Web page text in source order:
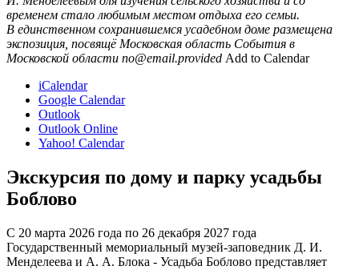
временем стало любимым местом отдыха его семьи.
В единственном сохранившемся усадебном доме размещена
экспозиция, посвящё Московская область События в
Московской области no@email.provided Add to Calendar
iCalendar
Google Calendar
Outlook
Outlook Online
Yahoo! Calendar
Экскурсия по дому и парку усадьбы
Боблово
С 20 марта 2026 года по 26 декабря 2027 года
Государственный мемориальный музей-заповедник Д. И.
Менделеева и А. А. Блока - Усадьба Боблово представляет